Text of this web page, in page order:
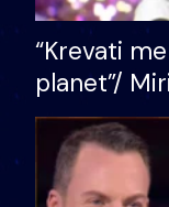
“Krevati
planet”/
bukura në
mungojë